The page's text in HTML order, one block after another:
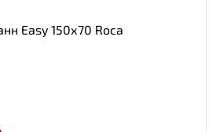
Easy 150х70 Roca